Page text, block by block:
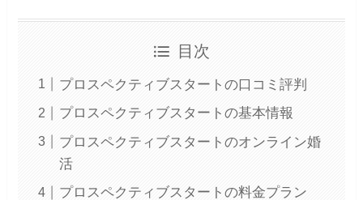
目次
プロスペクティブスタートの口コミ評判
プロスペクティブスタートの基本情報
プロスペクティブスタートのオンライン婚
活
プロスペクティブスタートの料金プラン